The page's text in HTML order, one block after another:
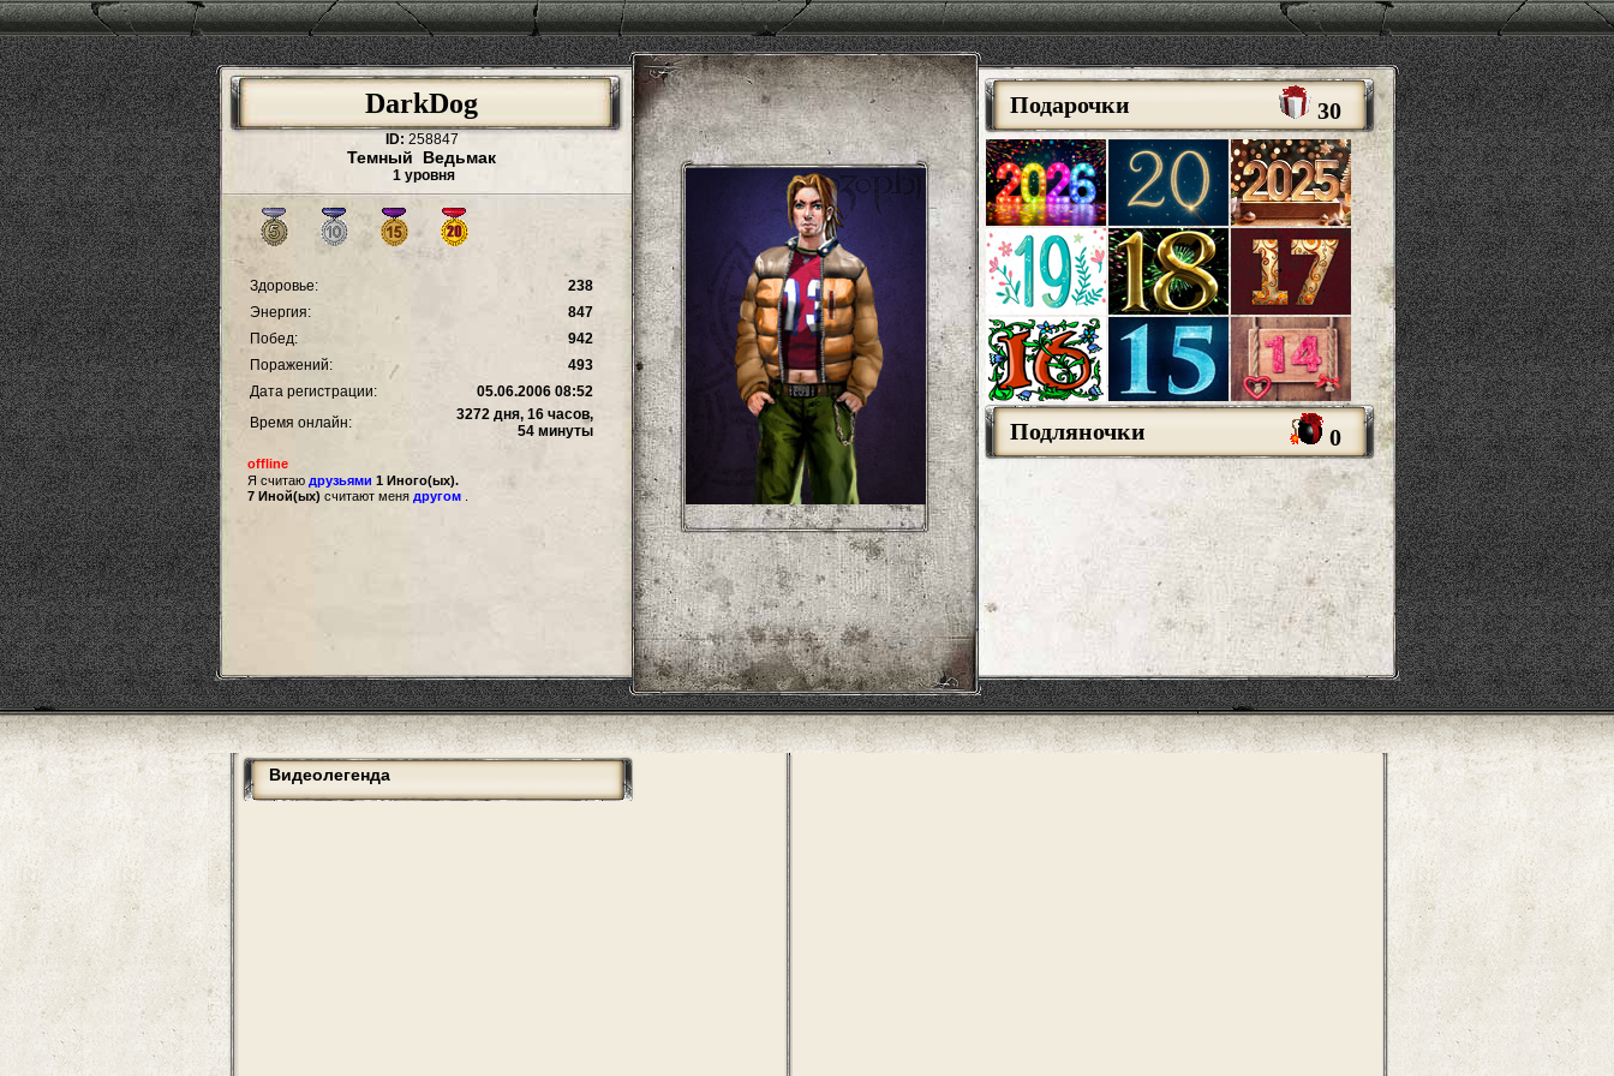
DarkDog
ID: 258847
Темный Ведьмак
1 уровня
Здоровье:
238
Энергия:
847
Побед:
942
Поражений:
493
Дата регистрации:
05.06.2006 08:52
Время онлайн:
3272 дня, 16 часов,
54 минуты
offline
Я считаю друзьями 1 Иного(ых).
7 Иной(ых) считают меня другом
Подарочки 30
Подляночки 0
Видеолегенда